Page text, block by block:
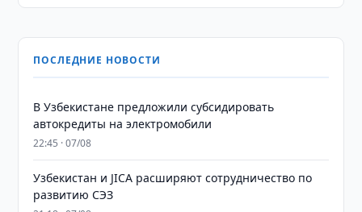
ПОСЛЕДНИЕ НОВОСТИ
В Узбекистане предложили субсидировать
автокредиты на электромобили
22:45 · 07/08
Узбекистан и JICA расширяют сотрудничество по
развитию СЭЗ